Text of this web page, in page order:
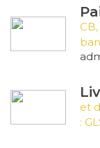
et
: